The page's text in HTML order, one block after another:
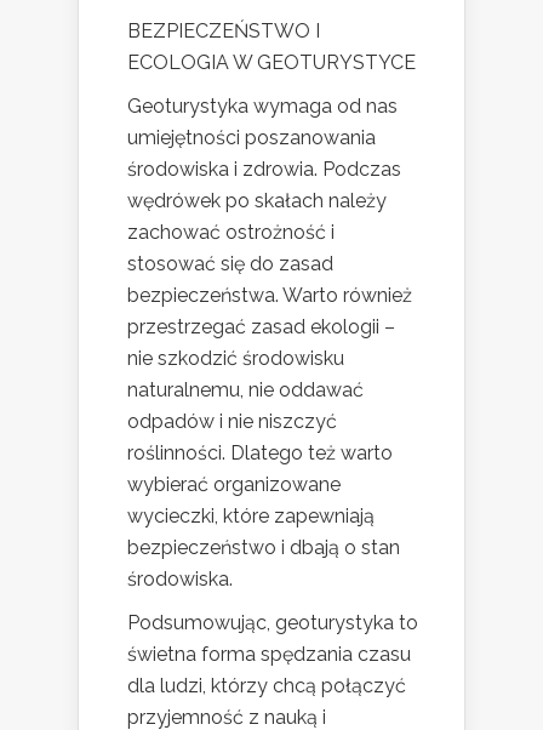
BEZPIECZEŃSTWO I
ECOLOGIA W GEOTURYSTYCE
Geoturystyka wymaga od nas
umiejętności poszanowania
środowiska i zdrowia. Podczas
wędrówek po skałach należy
zachować ostrożność i
stosować się do zasad
bezpieczeństwa. Warto również
przestrzegać zasad ekologii –
nie szkodzić środowisku
naturalnemu, nie oddawać
odpadów i nie niszczyć
roślinności. Dlatego też warto
wybierać organizowane
wycieczki, które zapewniają
bezpieczeństwo i dbają o stan
środowiska.
Podsumowując, geoturystyka to
świetna forma spędzania czasu
dla ludzi, którzy chcą połączyć
przyjemność z nauką i